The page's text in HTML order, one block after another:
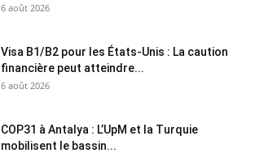
6 août 2026
Visa B1/B2 pour les États-Unis : La caution
financière peut atteindre...
6 août 2026
COP31 à Antalya : L’UpM et la Turquie
mobilisent le bassin...